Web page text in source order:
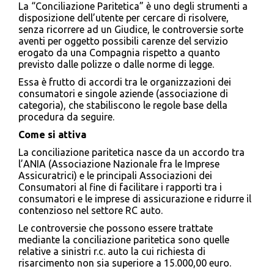
La “Conciliazione Paritetica” è uno degli strumenti a
disposizione dell’utente per cercare di risolvere,
senza ricorrere ad un Giudice, le controversie sorte
aventi per oggetto possibili carenze del servizio
erogato da una Compagnia rispetto a quanto
previsto dalle polizze o dalle norme di legge.
Essa è frutto di accordi tra le organizzazioni dei
consumatori e singole aziende (associazione di
categoria), che stabiliscono le regole base della
procedura da seguire.
Come si attiva
La conciliazione paritetica nasce da un accordo tra
l’ANIA (Associazione Nazionale fra le Imprese
Assicuratrici) e le principali Associazioni dei
Consumatori al fine di facilitare i rapporti tra i
consumatori e le imprese di assicurazione e ridurre il
contenzioso nel settore RC auto.
Le controversie che possono essere trattate
mediante la conciliazione paritetica sono quelle
relative a sinistri r.c. auto la cui richiesta di
risarcimento non sia superiore a 15.000,00 euro.